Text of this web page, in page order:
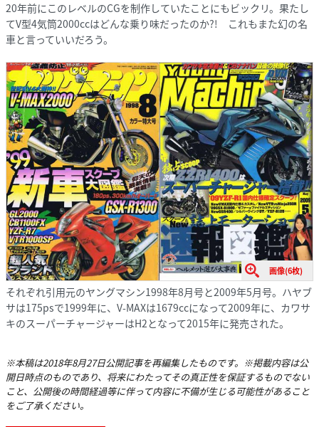
20年前にこのレベルのCGを制作していたことにもビックリ。果たし
てV型4気筒2000ccはどんな乗り味だったのか?! これもまた幻の名
車と言っていいだろう。
画像(6枚)
それぞれ引用元のヤングマシン1998年8月号と2009年5月号。ハヤブ
サは175psで1999年に、V-MAXは1679ccになって2009年に、カワサ
キのスーパーチャージャーはH2となって2015年に発売された。
※本稿は2018年8月27日公開記事を再編集したものです。※掲載内容は公
開日時点のものであり、将来にわたってその真正性を保証するものでない
こと、公開後の時間経過等に伴って内容に不備が生じる可能性があること
をご了承ください。